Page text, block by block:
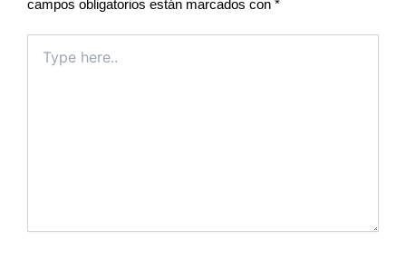
campos obligatorios están marcados con *
here..